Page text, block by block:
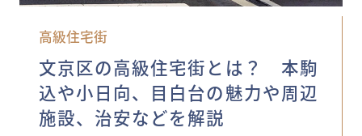
高級住宅街
文京区の高級住宅街とは？ 本駒
込や小日向、目白台の魅力や周辺
施設、治安などを解説